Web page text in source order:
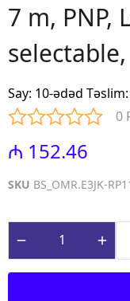
7 m, PNP,
Say: 10-ədəd
0
₼ 152.46
SKU BS_OMR.E3JK-